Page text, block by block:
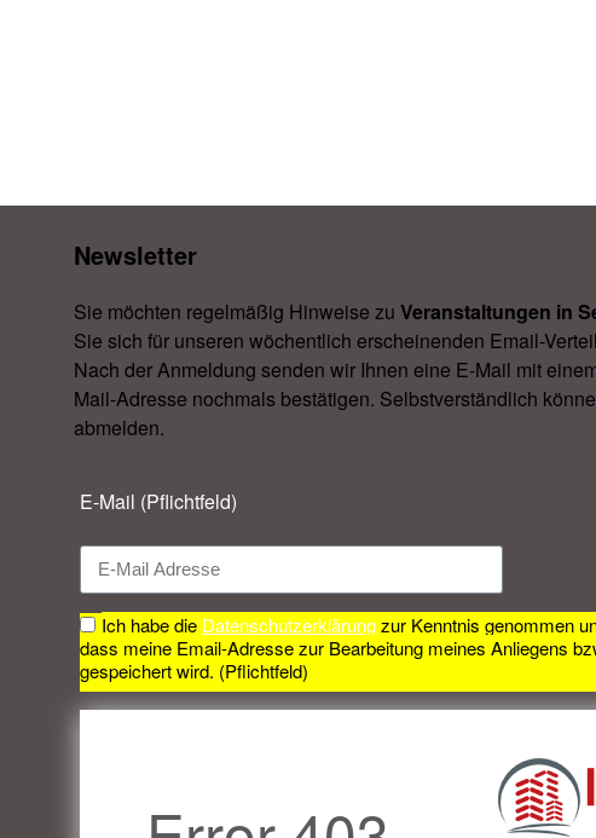
Newsletter​
Sie möchten regelmäßig Hinweise zu Veranstal­tungen in
Sie sich für unseren wöchentlich erscheinenden Email-
Nach der Anmeldung senden wir Ihnen eine E-Mail mit
Mail-Adresse nochmals bestätigen. Selbstverständlich
abmelden.​
E-Mail (Pflichtfeld)
Ich habe die Datenschutzerklärungzur Kenntnis genommen
dass meine Email-Adresse zur Bearbeitung meines Anliegens
gespeichert wird. (Pflichtfeld)